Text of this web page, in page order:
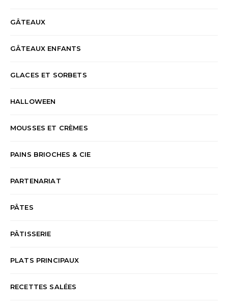
GÂTEAUX
GÂTEAUX ENFANTS
GLACES ET SORBETS
HALLOWEEN
MOUSSES ET CRÈMES
PAINS BRIOCHES & CIE
PARTENARIAT
PÂTES
PÂTISSERIE
PLATS PRINCIPAUX
RECETTES SALÉES